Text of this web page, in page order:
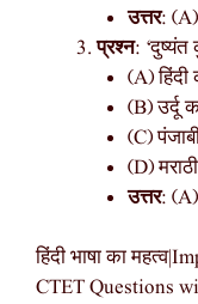
उत्तर:
प्रश्न: ‘दुष्यंत
(A) हिंदी
(B) उर्दू
(C)
(D)
उत्तर: (A)
हिंदी भाषा का
CTET Questions